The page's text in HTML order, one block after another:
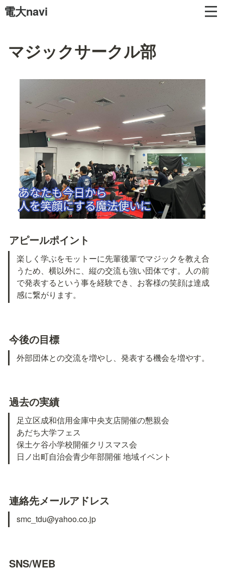
電大navi
マジックサークル部
アピールポイント
楽しく学ぶをモットーに先輩後輩でマジックを教え合
うため、横以外に、縦の交流も強い団体です。人の前
で発表するという事を経験でき、お客様の笑顔は達成
感に繋がります。
今後の目標
外部団体との交流を増やし、発表する機会を増やす。
過去の実績
足立区成和信用金庫中央支店開催の懇親会
あだち大学フェス
保土ケ谷小学校開催クリスマス会
日ノ出町自治会青少年部開催 地域イベント
連絡先メールアドレス
smc_tdu@yahoo.co.jp
SNS/WEB